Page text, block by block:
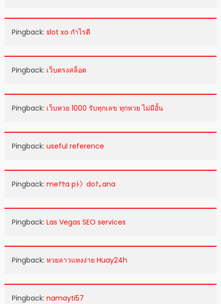
Pingback: slot xo กำไรดี
Pingback: เว็บตรงสล็อต
Pingback: เว็บหวย 1000 รับทุกเลข ทุกหวย ไม่มีอั้น
Pingback: useful reference
Pingback: meﾅｾa pﾄ〉doﾅ｡ana
Pingback: Las Vegas SEO services
Pingback: หวยลาวแทงง่าย Huay24h
Pingback: namayti57